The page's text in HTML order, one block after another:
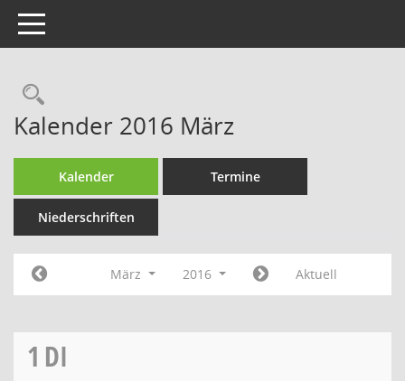
Toggle navigation
Rechercheauswahl
Kalender 2016 März
Kalender Termine
Niederschriften
März 2016 Aktuell
1 DI